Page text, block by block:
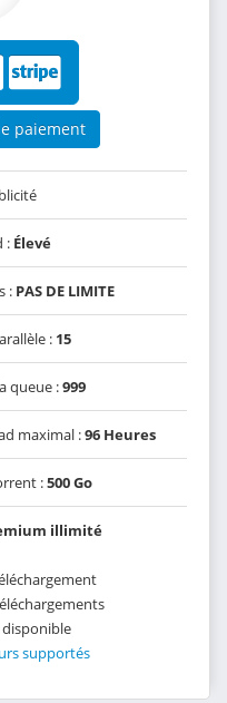
paiement
: Élevé
: PAS DE LIMITE
: 15
queue :999
maximal :96 Heures
:500 Go
illimité
supportés